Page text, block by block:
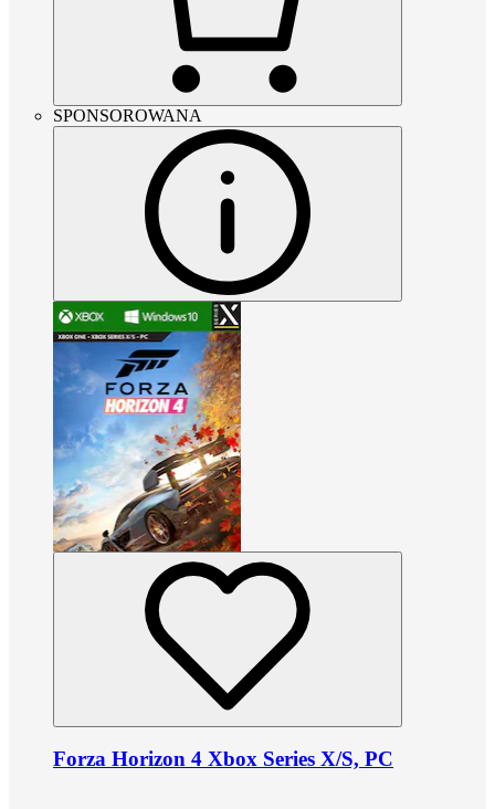
SPONSOROWANA
Forza Horizon 4 Xbox Series X/S, PC